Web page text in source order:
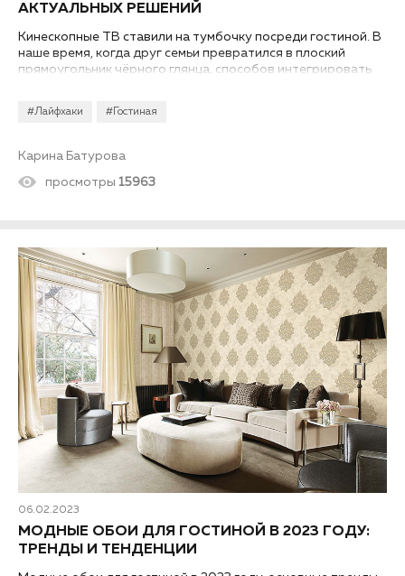
#Лайфхаки #Гостиная
АКТУАЛЬНЫХ РЕШЕНИЙ
Кинескопные ТВ ставили на тумбочку посреди гостиной. В
наше время, когда друг семьи превратился в плоский
прямоугольник чёрного глянца, способов интегрировать
Карина Батурова
просмотры 15963
06.02.2023
МОДНЫЕ ОБОИ ДЛЯ ГОСТИНОЙ В 2023 ГОДУ:
ТРЕНДЫ И ТЕНДЕНЦИИ